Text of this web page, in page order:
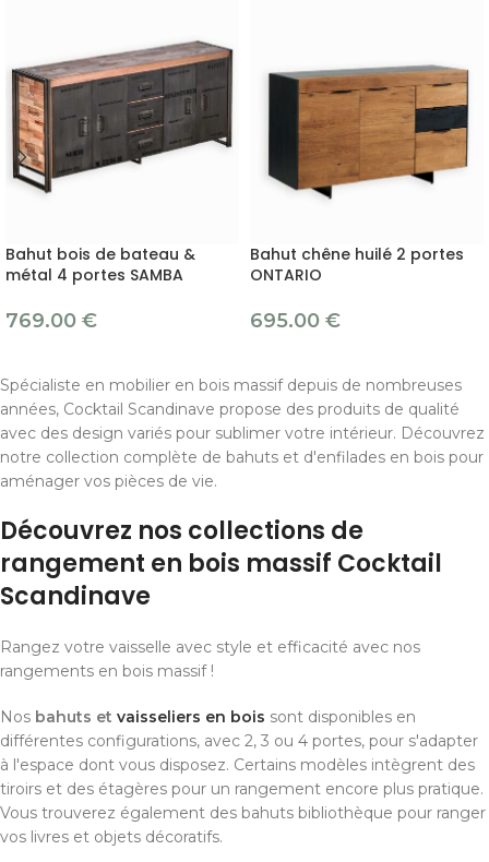
Bahut bois de bateau &
métal 4 portes SAMBA
769.00 €
Bahut chêne huilé 2 portes
ONTARIO
695.00 €
Spécialiste en mobilier en bois massif depuis de nombreuses
années, Cocktail Scandinave propose des produits de qualité
avec des design variés pour sublimer votre intérieur. Découvrez
notre collection complète de bahuts et d'enfilades en bois pour
aménager vos pièces de vie.
Découvrez nos collections de
rangement en bois massif Cocktail
Scandinave
Rangez votre vaisselle avec style et efficacité avec nos
rangements en bois massif !
Nos bahuts et vaisseliers en bois sont disponibles en
différentes configurations, avec 2, 3 ou 4 portes, pour s'adapter
à l'espace dont vous disposez. Certains modèles intègrent des
tiroirs et des étagères pour un rangement encore plus pratique.
Vous trouverez également des bahuts bibliothèque pour ranger
vos livres et objets décoratifs.